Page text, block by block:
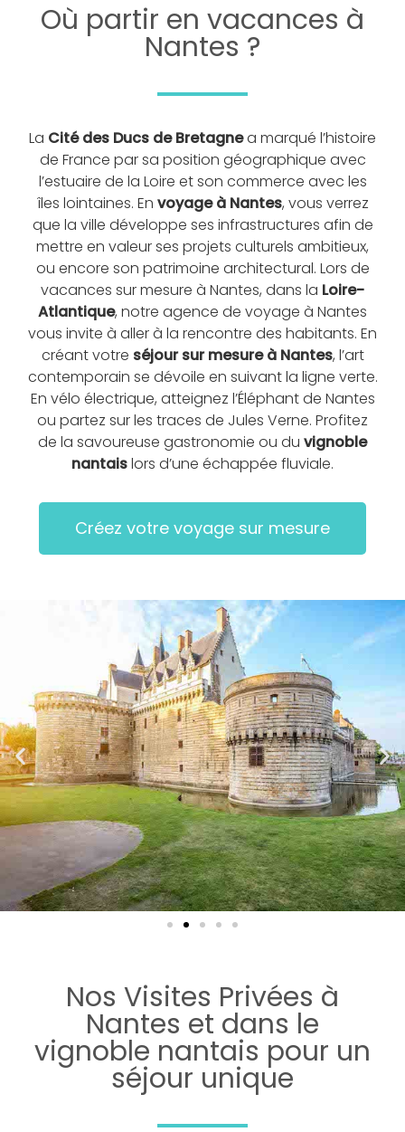
Où partir en vacances à
Nantes ?
La Cité des Ducs de Bretagnea marqué l’histoire
de France par sa position géographique avec
l’estuaire de la Loire et son commerce avec les
îles lointaines. En voyage à Nantes, vous verrez
que la ville développe ses infrastructures afin de
mettre en valeur ses projets culturels ambitieux,
ou encore son patrimoine architectural. Lors de
vacances sur mesure à Nantes, dans la Loire-
Atlantique, notre agence de voyage à Nantes
vous invite à aller à la rencontre des habitants. En
créant votre séjour sur mesure à Nantes, l’art
contemporain se dévoile en suivant la ligne verte.
En vélo électrique, atteignez l’Éléphant de Nantes
ou partez sur les traces de Jules Verne. Profitez
de la savoureuse gastronomie ou du vignoble
nantaislors d’une échappée fluviale.
Créez votre voyage sur mesure
Nos Visites Privées à
Nantes et dans le
vignoble nantais pour un
séjour unique